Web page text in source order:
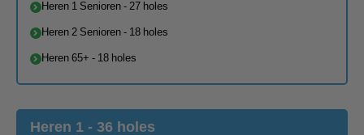
Heren 1 Senioren - 27 holes
Heren 2 Senioren - 18 holes
Heren 65+ - 18 holes
Heren 1 - 36 holes